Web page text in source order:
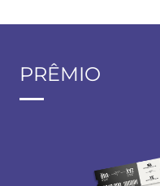
PRÊMIO